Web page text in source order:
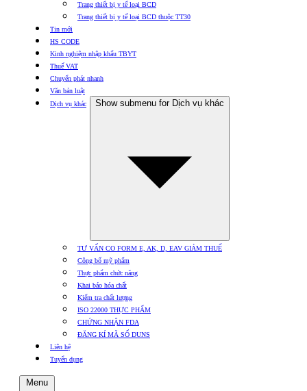
Trang thiết bị y tế loại BCD
Trang thiết bị y tế loại BCD thuộc TT30
Tin mới
HS CODE
Kinh nghiệm nhập khẩu TBYT
Thuế VAT
Chuyển phát nhanh
Văn bản luật
Dịch vụ khác
Show submenu for Dịch vụ khác
TƯ VẤN CO FORM E, AK, D, EAV GIẢM THUẾ
Công bố mỹ phẩm
Thực phẩm chức năng
Khai báo hóa chất
Kiểm tra chất lượng
ISO 22000 THỰC PHẨM
CHỨNG NHẬN FDA
ĐĂNG KÍ MÃ SỐ DUNS
Liên hệ
Tuyển dụng
Menu